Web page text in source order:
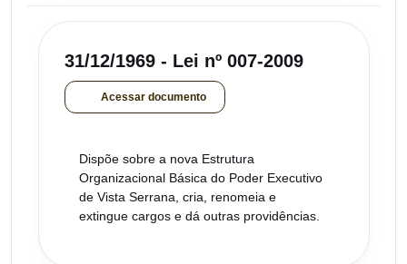
31/12/1969 - Lei nº 007-2009
Acessar documento
Dispõe sobre a nova Estrutura
Organizacional Básica do Poder Executivo
de Vista Serrana, cria, renomeia e
extingue cargos e dá outras providências.